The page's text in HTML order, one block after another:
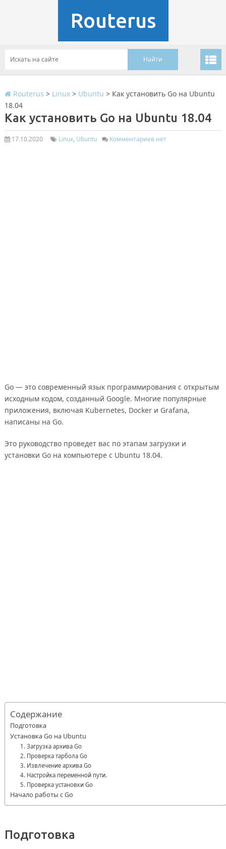
Routerus
Routerus > Linux> Ubuntu > Как установить Go на Ubuntu
18.04
Как установить Go на Ubuntu 18.04
17.10.2020 Linux, Ubuntu Комментариев нет
Go — это современный язык программирования с открытым
исходным кодом, созданный Google. Многие популярные
приложения, включая Kubernetes, Docker и Grafana,
написаны на Go.
Это руководство проведет вас по этапам загрузки и
установки Go на компьютере с Ubuntu 18.04.
Содержание
Подготовка
Установка Go на Ubuntu
1. Загрузка архива Go
2. Проверка тарбола Go
3. Извлечение архива Go
4. Настройка переменной пути.
5. Проверка установки Go
Начало работы с Go
Подготовка